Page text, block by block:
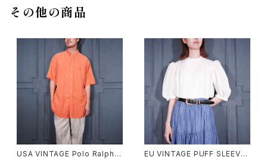
その他の商品
USA VINTAGE Polo Ralph L
EU VINTAGE PUFF SLEEVE